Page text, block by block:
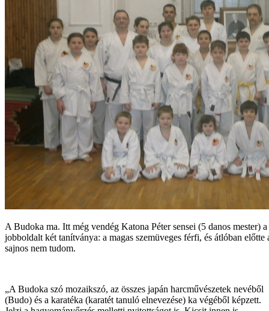
A Budoka ma. Itt még vendég Katona Péter sensei (5 danos mester)
jobboldalt két tanítványa: a magas szemüveges férfi, és átlóban
sajnos nem tudom.
„A Budoka szó mozaikszó, az összes japán harcművészetek nevéből
(Budo) és a karatéka (karatét tanuló elnevezése) ka végéből képzett.